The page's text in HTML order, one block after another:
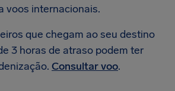
voos internacionais.
que chegam ao seu destino
3 horas de atraso podem ter
Consultar voo.